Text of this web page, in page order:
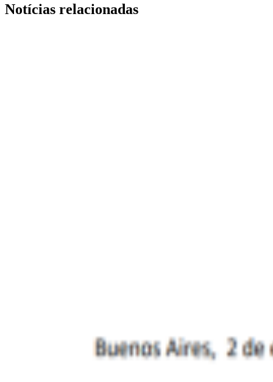
Notícias relacionadas